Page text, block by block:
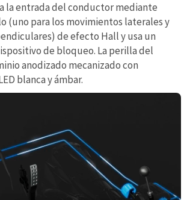
la entrada del conductor mediante
(uno para los movimientos laterales y
de efecto Hall y usa un
de bloqueo. La perilla del
anodizado mecanizado con
blanca y ámbar.